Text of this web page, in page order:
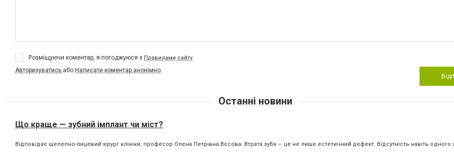
Розміщуючи коментар, я погоджуюся з Правилами сайту
Авторизуватись або Написати коментар анонімно
Останні новини
Що краще — зубний імплант чи міст?
Відповідає щелепно-лицевий хірург клініки, професор Олена Петрівна Вєсова. Втрата зуба — це не лише естетичний дефект. Відсутність навіть одного